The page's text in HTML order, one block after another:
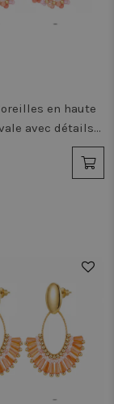
en haute
avec détails